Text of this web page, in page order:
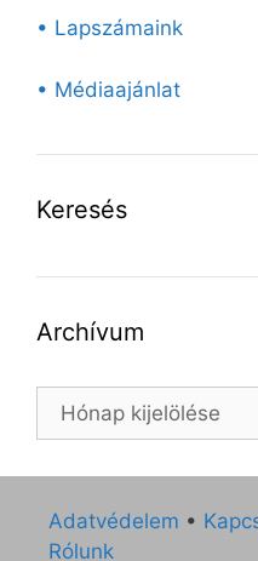
• Lapszámaink
• Médiaajánlat
Keresés
Archívum
Archívum
Adatvédelem •
Rólunk